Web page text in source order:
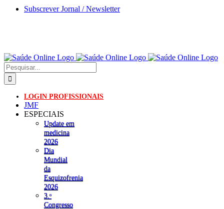
Skip
Subscrever Jornal / Newsletter
Pesquisar
LOGIN PROFISSIONAIS
JMF
ESPECIAIS
Update em
medicina
2026
Dia
Mundial
da
Esquizofrenia
2026
3.ᵒ
Congresso